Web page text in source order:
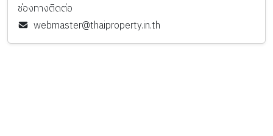
ช่องทางติดต่อ
webmaster@thaiproperty.in.th